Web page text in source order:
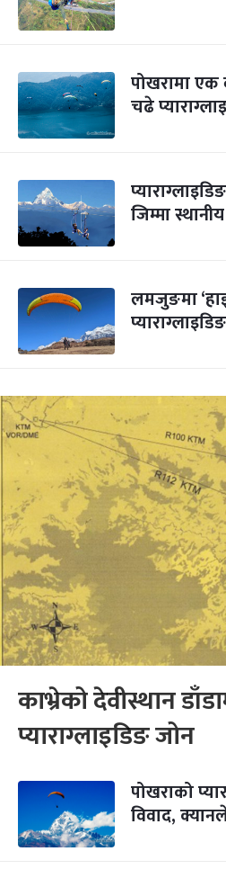
पोखरामा एक
चढे
जिम्मा
लमजुङमा
काभ्रेको देवीस्थान
प्याराग्लाइडिङ जोन
पोखराको
विवाद,